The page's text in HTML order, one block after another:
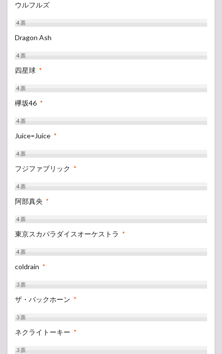
ウルフルズ
4票
Dragon Ash
4票
四星球 *
4票
欅坂46 *
4票
Juice=Juice *
4票
フジファブリック *
4票
阿部真央 *
4票
東京スカパラダイスオーケストラ *
4票
coldrain *
3票
ザ・バックホーン *
3票
ネクライトーキー *
3票